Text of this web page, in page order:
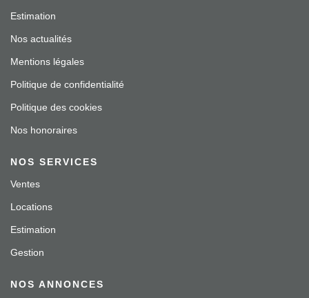
Estimation
Nos actualités
Mentions légales
Politique de confidentialité
Politique des cookies
Nos honoraires
NOS SERVICES
Ventes
Locations
Estimation
Gestion
NOS ANNONCES